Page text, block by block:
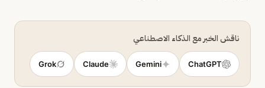
ناقش الخبر مع الذكاء الاصطناعي
ChatGPT
Gemini
Claude
Grok